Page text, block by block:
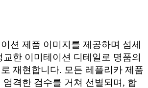
션 제품 이미지를 제공하며 섬세
교한 이미테이션 디테일로 명품의
재현합니다. 모든 레플리카 제품
엄격한 검수를 거쳐 선별되며, 합